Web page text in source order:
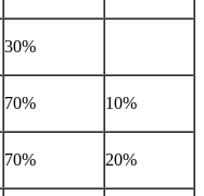
30%
70% 10%
70% 20%